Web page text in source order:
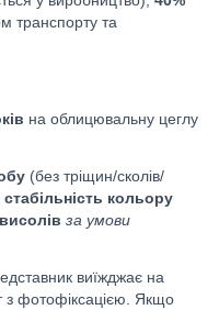
транспорту та
на облицювальну цеглу
(без тріщин/сколів/
стабільність кольору
за умови
виїжджає на
з фотофіксацією. Якщо